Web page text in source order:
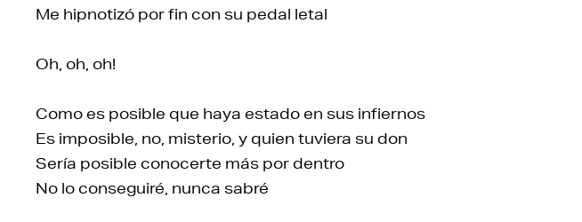
Me hipnotizó por fin con su pedal letal
Oh, oh, oh!
Como es posible que haya estado en sus infiernos
Es imposible, no, misterio, y quien tuviera su don
Sería posible conocerte más por dentro
No lo conseguiré, nunca sabré